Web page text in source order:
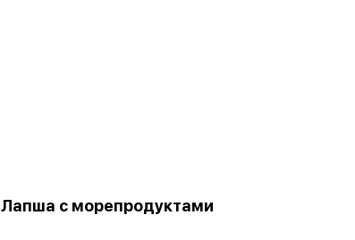
Лапша с морепродуктами